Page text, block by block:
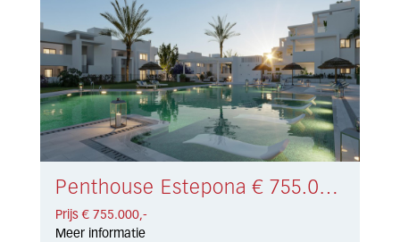
Penthouse Estepona € 755.000,-
Prijs € 755.000,-
Meer informatie